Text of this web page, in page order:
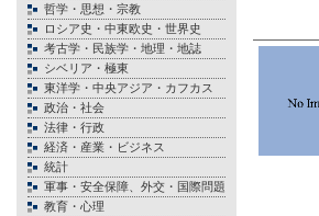
哲学・思想・宗教
ロシア史・中東欧史・世界史
考古学・民族学・地理・地誌
シベリア・極東
東洋学・中央アジア・カフカス
政治・社会
法律・行政
経済・産業・ビジネス
統計
軍事・安全保障、外交・国際問題
教育・心理